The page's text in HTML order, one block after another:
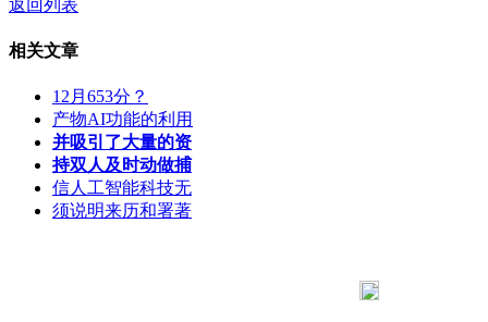
返回列表
相关文章
12月653分？
产物AI功能的利用
并吸引了大量的资
持双人及时动做捕
信人工智能科技无
须说明来历和署著